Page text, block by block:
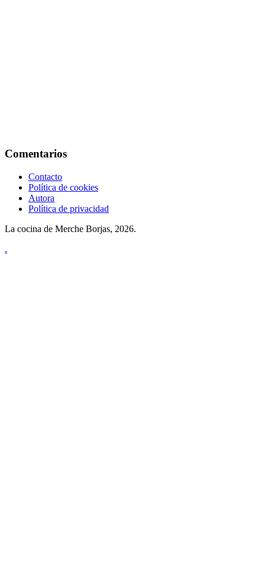
Comentarios
Contacto
Política de cookies
Autora
Política de privacidad
La cocina de Merche Borjas, 2026.
.